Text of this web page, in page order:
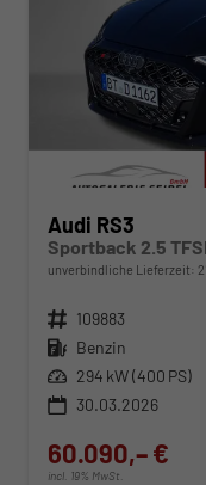
Audi RS3
Sportback 2.5
unverbindliche Lieferzeit:
Fahrzeugnr. 109883
Kraftstoff Benzin
Leistung 294 kW (400 PS)
30.03.2026
60.090,– €
incl. 19% MwSt.